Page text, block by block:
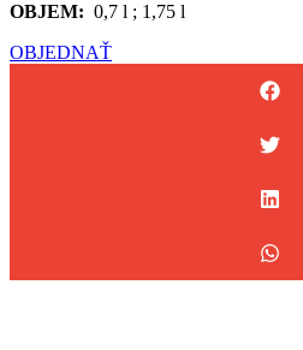
OBJEM: 0,7 l ; 1,75 l
OBJEDNAŤ